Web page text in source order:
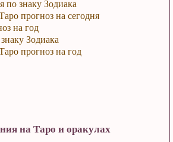
по знаку Зодиака
прогноз на сегодня
на год
Зодиака
прогноз на год
на Таро и оракулах